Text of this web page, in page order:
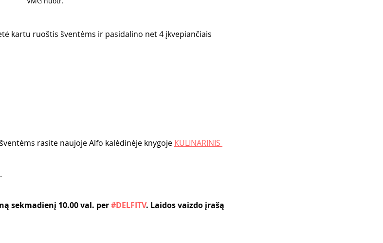
kartu ruoštis šventėms ir pasidalino net 4 įkvepiančiais
rasite naujoje Alfo kalėdinėje knygoje KULINARINIS
sekmadienį 10.00 val. per #DELFITV. Laidos vaizdo įrašą